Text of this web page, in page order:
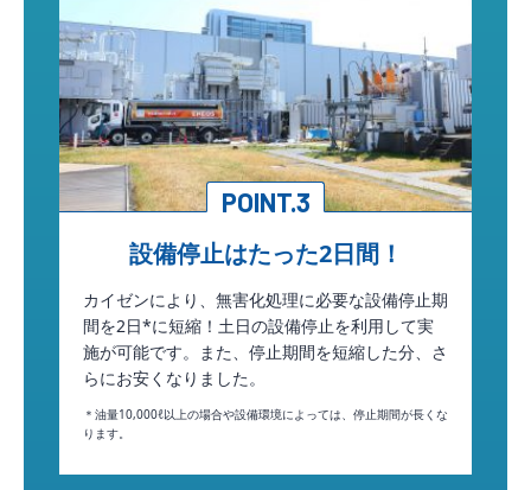
POINT.3
設備停止はたった2日間！
カイゼンにより、無害化処理に必要な設備停止期
間を2日*に短縮！土日の設備停止を利用して実
施が可能です。また、停止期間を短縮した分、さ
らにお安くなりました。
＊油量10,000ℓ以上の場合や設備環境によっては、停止期間が長くな
ります。